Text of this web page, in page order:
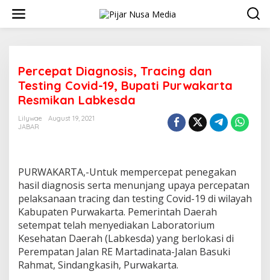
content
Percepat Diagnosis, Tracing dan
Testing Covid-19, Bupati Purwakarta
Resmikan Labkesda
Lilywae
August 19, 2021
JABAR
PURWAKARTA,-Untuk mempercepat penegakan
hasil diagnosis serta menunjang upaya percepatan
pelaksanaan tracing dan testing Covid-19 di wilayah
Kabupaten Purwakarta. Pemerintah Daerah
setempat telah menyediakan Laboratorium
Kesehatan Daerah (Labkesda) yang berlokasi di
Perempatan Jalan RE Martadinata-Jalan Basuki
Rahmat, Sindangkasih, Purwakarta.